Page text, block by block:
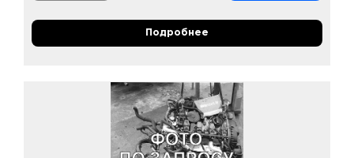
Подробнее